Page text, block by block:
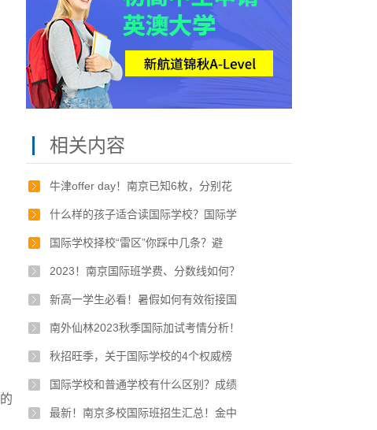
相关内容
牛津offer day！南京已知6枚，分别花
什么样的孩子适合读国际学校？国际学
国际学校择校“雷区”你踩中几条？避
2023！南京国际班学费、分数线如何？
新高一学生必看！暑假如何有效衔接国
南外仙林2023秋季国际加试考情分析！
秋招旺季，关于国际学校的4个权威榜
国际学校和普通学校有什么区别？成绩
最新！南京多校国际班招生汇总！金中